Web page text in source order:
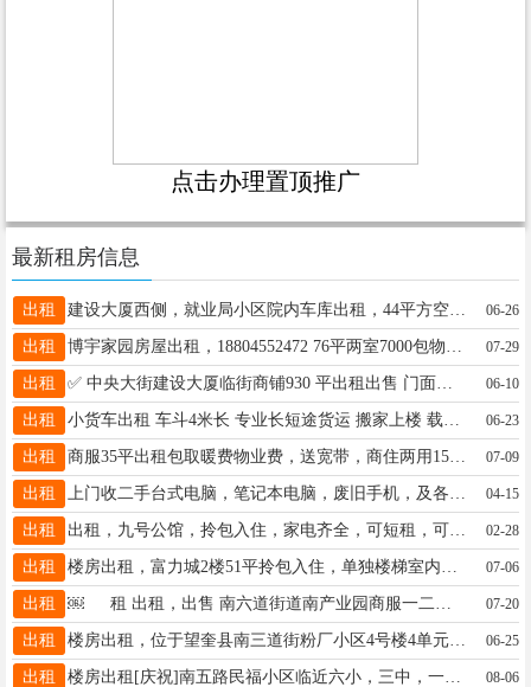
点击办理置顶推广
最新租房信息
出租 建设大厦西侧，就业局小区院内车库出租，44平方空间大，停车方便，车库有装修，电话：18645565959 06-26
出租 07-29
出租 06-10
出租 06-23
出租 商服35平出租包取暖费物业费，送宽带，商住两用15645552559 另有全新货架出售 07-09
出租 04-15
出租 02-28
出租 07-06
出租 07-20
出租 楼房出租，位于望奎县南三道街粉厂小区4号楼4单元401室。租期到2027年3月31日.租金5000元，包含取暖费物业费。联系电话：13604554469 06-25
出租 楼房出租[庆祝]南五路民福小区临近六小，三中，一中，5楼46平方，家居齐全，南北通透，电话15045545077[烟花]好朋友帮忙转发一下，谢谢? 08-06